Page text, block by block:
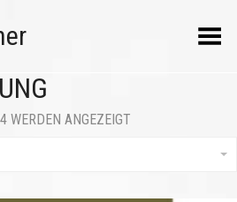
Menü umschalten
WERDEN ANGEZEIGT